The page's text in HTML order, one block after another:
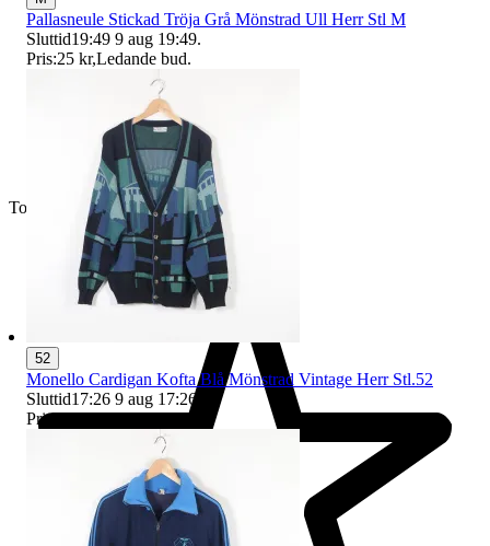
Toppsäljare
Pallasneule Stickad Tröja Grå Mönstrad Ull Herr Stl M
Sluttid19:49 9 aug 19:49.
Pris:25 kr,Ledande bud.
52
Monello Cardigan Kofta Blå Mönstrad Vintage Herr Stl.52
Sluttid17:26 9 aug 17:26
Pris:25 kr,Ledande bud.